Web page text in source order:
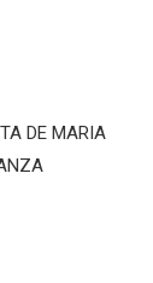
DE MARIA